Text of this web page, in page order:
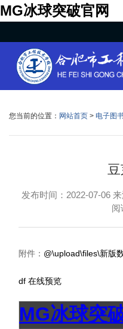
MG冰球突破官网
您当前的位置： 网站首页 > 电子图
豆
发布时间：2022-07-06
阅
附件： @\upload\files\新版
df 在线预览